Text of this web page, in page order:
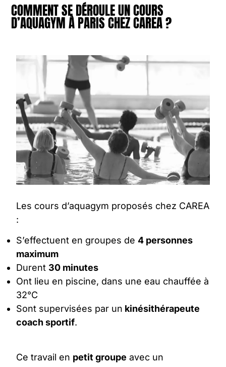
COMMENT SE DÉROULE UN COURS
D’AQUAGYM À PARIS CHEZ CAREA ?
Les cours d’aquagym proposés chez CAREA
:
S’effectuent en groupes de4 personnes
maximum
Durent 30 minutes
Ont lieu en piscine, dans une eau chauffée à
32°C
Sont supervisées par un kinésithérapeute
coach sportif.
Ce travail en petit groupe avec un